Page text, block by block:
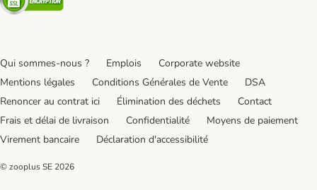
Qui sommes-nous ? Emplois
Corporate website
Mentions légales
Conditions Générales de Vente
DSA
Renoncer au contrat ici
Élimination des déchets
Contact
Frais et délai de livraison
Confidentialité
Moyens de paiement
Virement bancaire
Déclaration d'accessibilité
© zooplus SE 2026